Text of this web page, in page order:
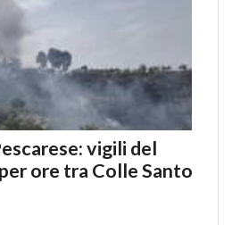
vigili del
ore tra Colle Santo